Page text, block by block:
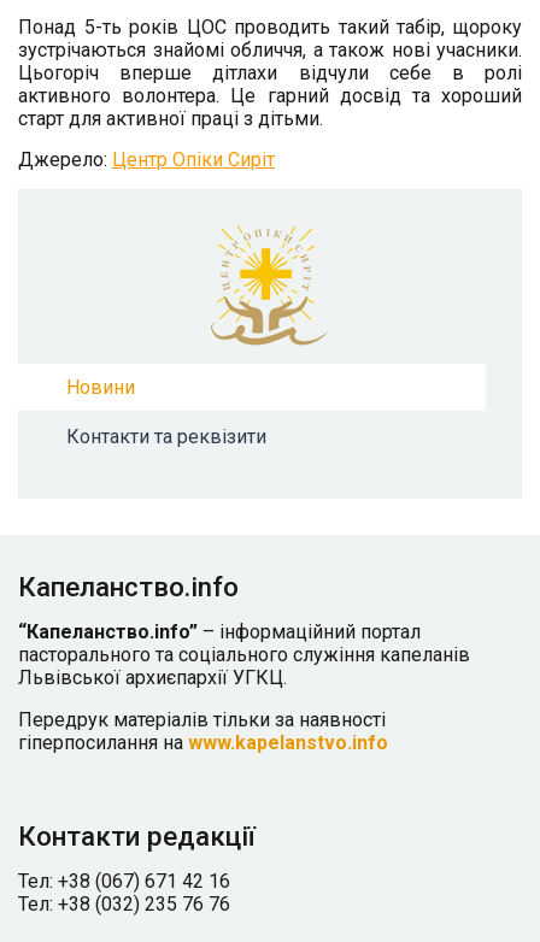
Понад 5-ть років ЦОС проводить такий табір, щороку
зустрічаються знайомі обличчя, а також нові учасники.
Цьогоріч вперше дітлахи відчули себе в ролі
активного волонтера. Це гарний досвід та хороший
старт для активної праці з дітьми.
Джерело: Центр Опіки Сиріт
Новини
Контакти та реквізити
Капеланство.info
“Капеланство.info” – інформаційний портал
пасторального та соціального служіння капеланів
Львівської архиєпархії УГКЦ.
Передрук матеріалів тільки за наявності
гіперпосилання на www.kapelanstvo.info
Контакти редакції
Тел: +38 (067) 671 42 16
Тел: +38 (032) 235 76 76